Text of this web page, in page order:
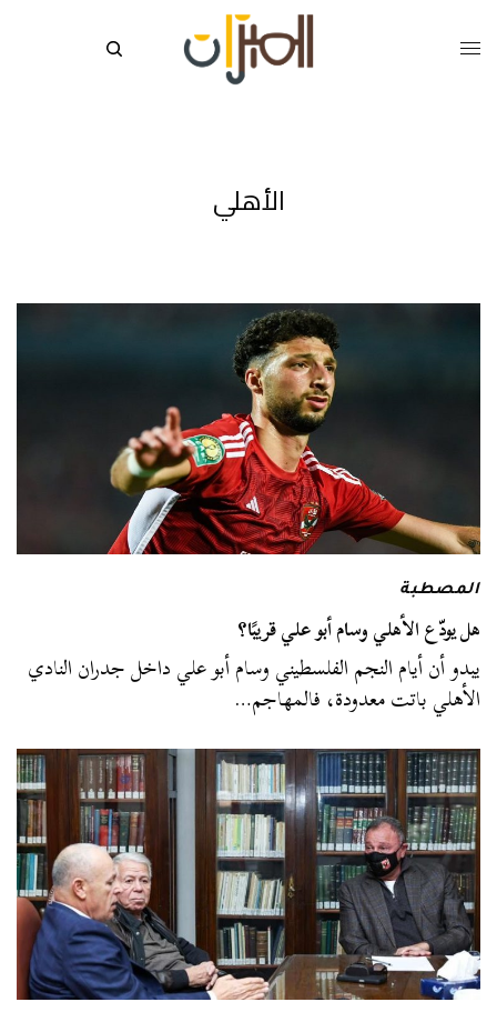
الأهلي
المصطبة
هل يودّع الأهلي وسام أبو علي قريبًا؟
يبدو أن أيام النجم الفلسطيني وسام أبو علي داخل جدران النادي
الأهلي باتت معدودة، فالمهاجم…